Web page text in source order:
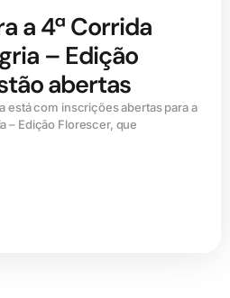
a 4ª Corrida
– Edição
abertas
está com inscrições abertas para a
– Edição Florescer, que